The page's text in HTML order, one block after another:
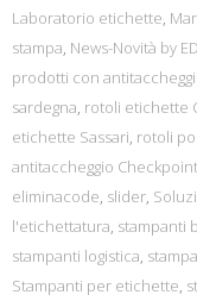
Laboratorio etichette,
stampa, News-Novità by
prodotti con
sardegna, rotoli etichette
etichette Sassari, rotoli
antitaccheggio Checkpoint
eliminacode, slider,
l'etichettatura, stampanti
stampanti logistica,
Stampanti per etichette,